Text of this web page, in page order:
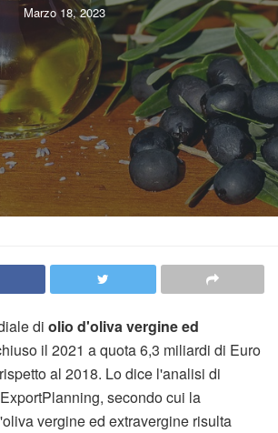
Marzo 18, 2023
di olio d'oliva vergine ed
il 2021 a quota 6,3 miliardi di Euro
al 2018. Lo dice l'analisi di
secondo cui la
vergine ed extravergine risulta